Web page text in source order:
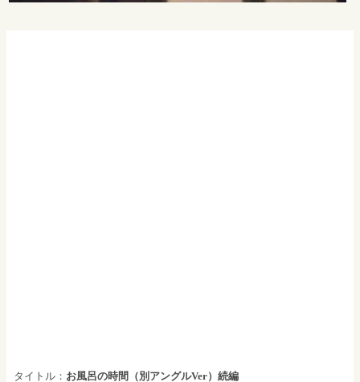
タイトル： お風呂の時間（別アングルVer）続編